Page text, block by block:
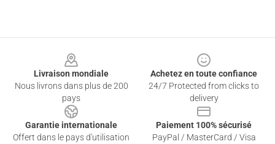
Livraison mondiale
Nous livrons dans plus de 200
pays
Achetez en toute confiance
24/7 Protected from clicks to
delivery
Garantie internationale
Offert dans le pays d'utilisation
Paiement 100% sécurisé
PayPal / MasterCard / Visa